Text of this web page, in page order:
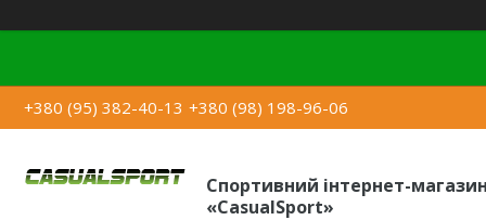
+380 (95) 382-40-13 +380 (98) 198-96-06
Спортивний інтернет-
«CasualSport»